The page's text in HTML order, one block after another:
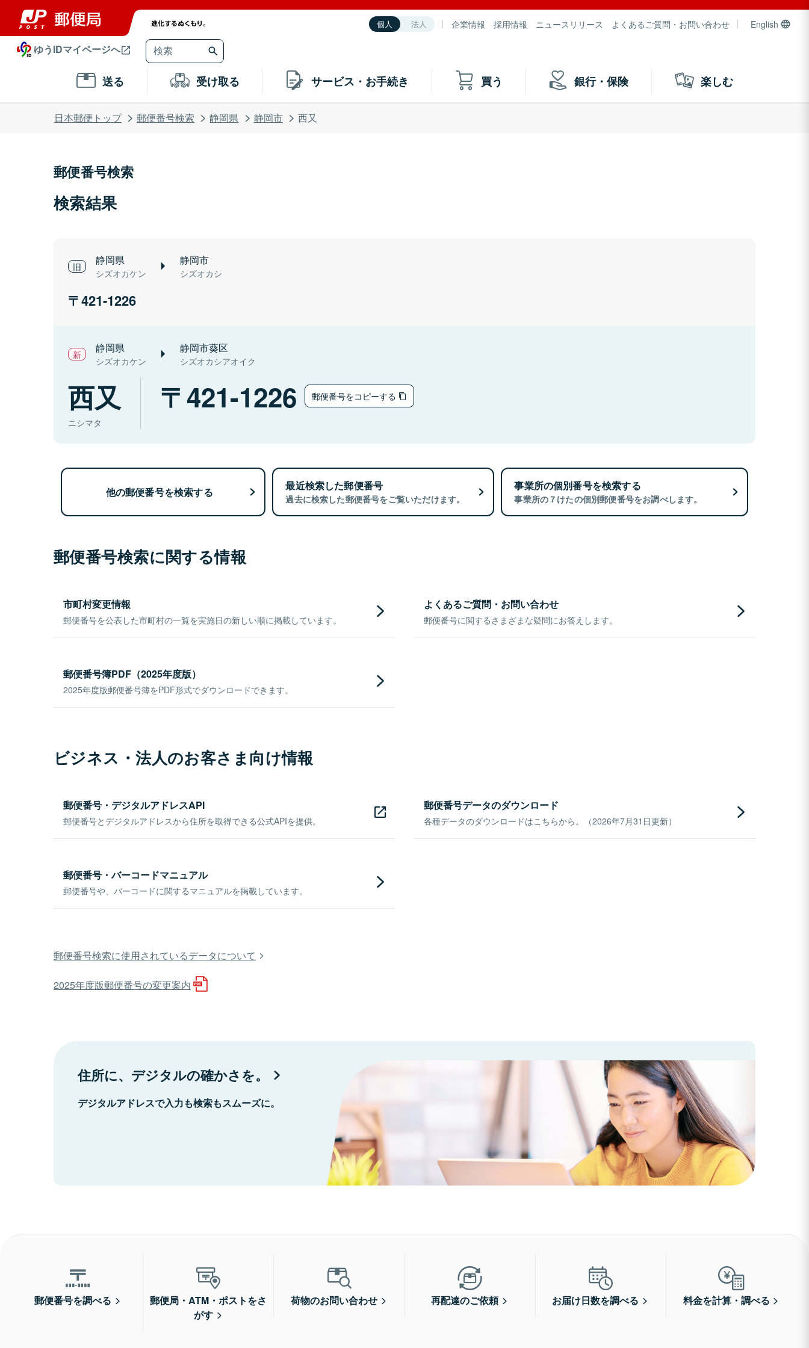
個人 法人 企業情報 採用情報 ニュースリリース よくあるご質問・お問い合わせ English
ゆうIDマイページへ
送る 受け取る サービス・お手続き 買う 銀行・保険 楽しむ
日本郵便トップ 郵便番号検索 静岡県 静岡市 西又
郵便番号検索
検索結果
静岡県
シズオカケン
静岡市
シズオカシ
421-1226
静岡県
シズオカケン
静岡市葵区
シズオカシアオイク
西又
ニシマタ
421-1226 郵便番号をコピーする
他の郵便番号を検索する 最近検索した郵便番号
過去に検索した郵便番号をご覧いただけます。
事業所の個別番号を検索する
事業所の７けたの個別郵便番号をお調べします。
郵便番号検索に関する情報
市町村変更情報
郵便番号を公表した市町村の一覧を実施日の新しい順に掲載しています。
よくあるご質問・お問い合わせ
郵便番号に関するさまざまな疑問にお答えします。
郵便番号簿PDF（2025年度版）
2025年度版郵便番号簿をPDF形式でダウンロードできます。
ビジネス・法人のお客さま向け情報
郵便番号・デジタルアドレスAPI
郵便番号とデジタルアドレスから住所を取得できる公式APIを提供。
郵便番号データのダウンロード
各種データのダウンロードはこちらから。（2026年7月31日更新）
郵便番号・バーコードマニュアル
郵便番号や、バーコードに関するマニュアルを掲載しています。
郵便番号検索に使用されているデータについて
2025年度版郵便番号の変更案内
住所に、デジタルの確かさを。
デジタルアドレスで入力も検索もスムーズに。
郵便番号を調べる
郵便局・ATM・ポストをさ
がす
荷物のお問い合わせ 再配達のご依頼 お届け日数を調べる 料金を計算・調べる